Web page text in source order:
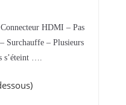
HDMI – Pas
Surchauffe – Plusieurs
s’éteint ….